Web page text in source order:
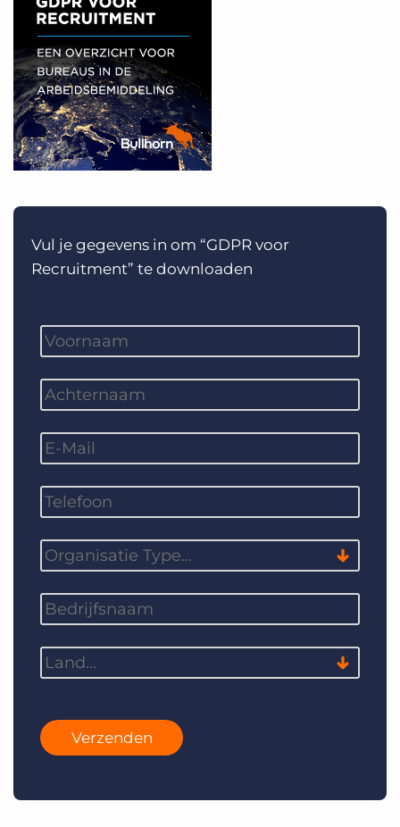
Vul je gegevens in om “GDPR voor
Recruitment” te downloaden
Verzenden